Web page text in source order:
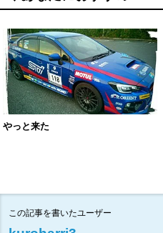
やっと来た
この記事を書いたユーザー